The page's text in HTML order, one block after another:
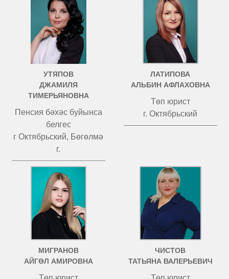
УТЯПОВ
ДЖАМИЛЯ
ТИМЕРЬЯНОВНА
Пенсия бәхәс буйынса
белгес
г Октябрьский, Бөгөлмә
г.
ЛАТИПОВА
АЛЬБИН АФЛАХОВНА
Төп юрист
г. Октябрьский
МИГРАНОВ
АЙГӨЛ АМИРОВНА
ЧИСТОВ
ТАТЬЯНА ВАЛЕРЬЕВИЧ